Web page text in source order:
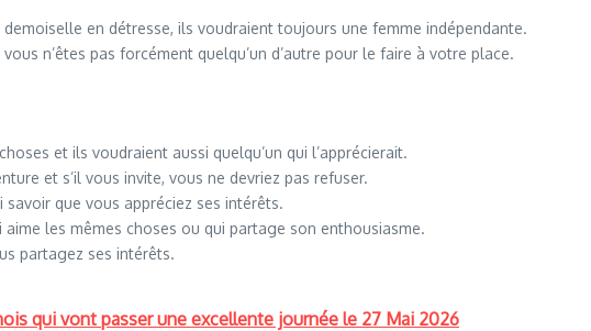
en détresse, ils voudraient toujours une femme indépendante.
n’êtes pas forcément quelqu’un d’autre pour le faire à votre place.
et ils voudraient aussi quelqu’un qui l’apprécierait.
et s’il vous invite, vous ne devriez pas refuser.
que vous appréciez ses intérêts.
aime les mêmes choses ou qui partage son enthousiasme.
partagez ses intérêts.
qui vont passer une excellente journée le 27 Mai 2026